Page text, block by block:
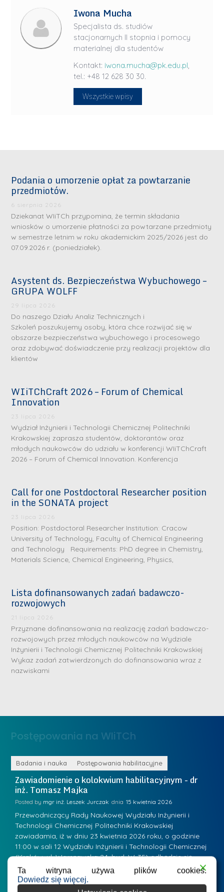
Iwona Mucha
Specjalista ds. studiów
stacjonarnych II stopnia i pomocy
materialnej dla studentów
Kontakt: iwona.mucha@pk.edu.pl,
tel.: +48 12 628 30 30.
Wszystkie wpisy
Podania o umorzenie opłat za powtarzanie
przedmiotów.
6 sierpnia 2026
Dziekanat WIiTCh przypomina, że termin składania
wniosków o umorzenie płatności za powtarzane przedmioty
w semestrze letnim w roku akademickim 2025/2026 jest do
07.09.2026 r. (poniedziałek).
Asystent ds. Bezpieczeństwa Wybuchowego –
GRUPA WOLFF
29 lipca 2026
Do naszego Działu Analiz Technicznych i
Szkoleń poszukujemy osoby, która chce rozwijać się w
obszarze bezpieczeństwa wybuchowego i procesowego
oraz zdobywać doświadczenie przy realizacji projektów dla
klientów
WIiTChCraft 2026 – Forum of Chemical
Innovation
23 lipca 2026
Wydział Inżynierii i Technologii Chemicznej Politechniki
Krakowskiej zaprasza studentów, doktorantów oraz
młodych naukowców do udziału w konferencji WIiTChCraft
2026 – Forum of Chemical Innovation. Konferencja
Call for one Postdoctoral Researcher position
in the SONATA project
23 lipca 2026
Position: Postdoctoral Researcher Institution: Cracow
University of Technology, Faculty of Chemical Engineering
and Technology Requirements: PhD degree in Chemistry,
Materials Science, Chemical Engineering, Physics,
Lista dofinansowanych zadań badawczo-
rozwojowych
21 lipca 2026
Przyznane dofinansowania na realizację zadań badawczo-
rozwojowych przez młodych naukowców na Wydziale
Inżynierii i Technologii Chemicznej Politechniki Krakowskiej
Wykaz zadań zatwierdzonych do dofinansowania wraz z
nazwiskami
Postępowania na WIiTCh
Badania i nauka Postępowania habilitacyjne
Zawiadomienie o kolokwium habilitacyjnym - dr
inż. Tomasz Majka
Posted by mgr inż. Leszek Jurczak 15 kwietnia 2026
Przewodniczący Rady Naukowej Wydziału Inżynierii i
Technologii Chemicznej Politechniki Krakowskiej
zawiadamia, iż w dniu 23 kwietnia 2026 roku, o godzinie
11:00 w sali 12 Wydziału Inżynierii i Technologii Chemicznej
(Kraków, ul. Warszawska 24, bud. W-35) odbędzie się
kolokwium habilitacyjne dr inż. Tomasza Majki.
Osiągnięcie naukowe będące podstawą ubiegania się o…
S
r
e
b
r
n
d
a
e
W
a
r
s
z
a
w
k
i
D
ż
M
r
i
K
u
r
a
ń
s
k
L
Ta witryna używa plików cookies.
Dowiedz się więcej.